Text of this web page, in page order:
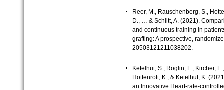
Reer, M., Rauschenberg, S.,
D., … & Schlitt, A. (2021).
and continuous training in
grafting: A prospective,
20503121211038202.
Ketelhut, S., Röglin, L., Kircher,
Hottenrott, K., & Ketelhut, K.
an Innovative Heart-rate-